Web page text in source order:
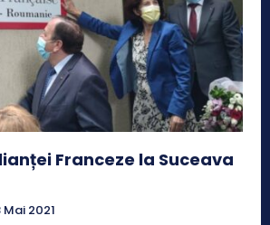
Franceze la Suceava
Mai 2021